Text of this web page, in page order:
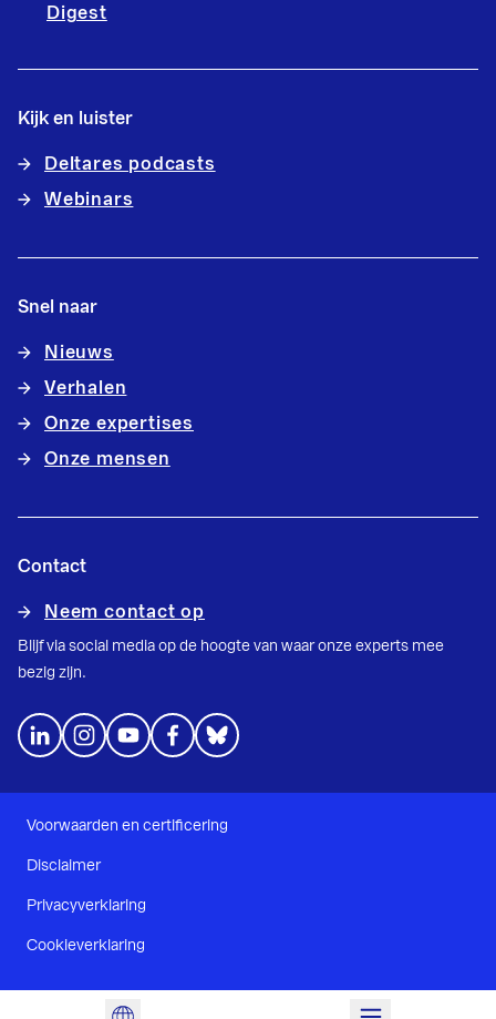
Digest
Kijk en luister
Deltares podcasts
Webinars
Snel naar
Nieuws
Verhalen
Onze expertises
Onze mensen
Contact
Neem contact op
Blijf via social media op de hoogte van waar onze experts mee
bezig zijn.
Voorwaarden en certificering
Disclaimer
Privacyverklaring
Cookieverklaring